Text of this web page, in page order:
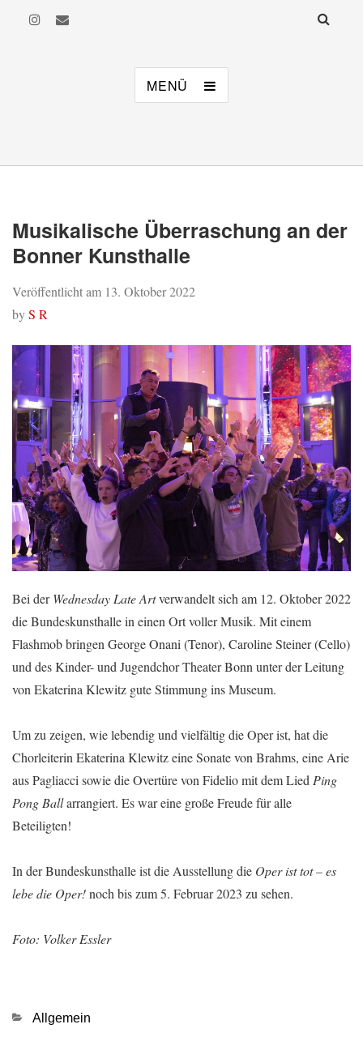
MENÜ
Musikalische Überraschung an der
Bonner Kunsthalle
Veröffentlicht am 13. Oktober 2022
byS R
Bei derWednesday Late Artverwandelt sich am 12. Oktober 2022
die Bundeskunsthalle in einen Ort voller Musik. Mit einem
Flashmob bringen George Onani (Tenor), Caroline Steiner (Cello)
und des Kinder- und Jugendchor Theater Bonn unter der Leitung
von Ekaterina Klewitz gute Stimmung ins Museum.
Um zu zeigen, wie lebendig und vielfältig die Oper ist, hat die
Chorleiterin Ekaterina Klewitz eine Sonate von Brahms, eine Arie
aus Pagliacci sowie die Overtüre von Fidelio mit dem Lied Ping
Pong Ballarrangiert. Es war eine große Freude für alle
Beteiligten!
In der Bundeskunsthalle ist die Ausstellung die Oper ist tot – es
lebe die Oper!noch bis zum 5. Februar 2023 zu sehen.
Foto: Volker Essler
Kategorien
Allgemein